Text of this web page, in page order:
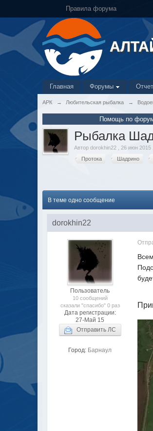
Правила форума
Главная Форумы
АРК → Любительская рыбалка →
Помощь по
Рыбалка
Авторdorokhin22
26 июн 2015
Протока
Шадрино
В теме одно сообщение
dorokhin22
Пользователь
10 сообщений
сказали "спасибо" 0 раз
Дата регистрации:
27-Май 15
Отправить ЛС
Город: Барнаул